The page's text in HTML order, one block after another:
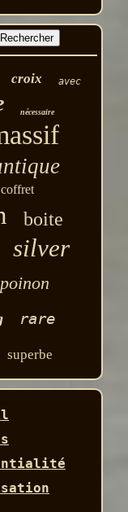
croix avec
nécessaire
coffret
boite
silver
poinon
rare
superbe